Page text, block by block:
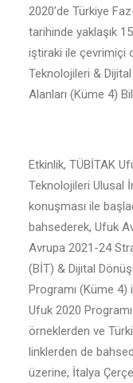
2020’de Türkiye
tarihinde yaklaşık
iştiraki ile çevrimiçi
Teknolojileri & Dijital
Alanları (Küme 4)
Etkinlik, TÜBİTAK
Teknolojileri Ulusal
konuşması ile
bahsederek, Ufuk
Avrupa 2021-24
(BİT) & Dijital
Programı (Küme
Ufuk 2020 Programı
örneklerden ve
linklerden de
üzerine, İtalya